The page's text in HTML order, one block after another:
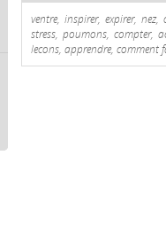
ventre, inspirer, expirer,
stress, poumons, compter,
lecons, apprendre, comment